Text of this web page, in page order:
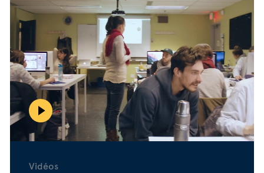
Vidéos